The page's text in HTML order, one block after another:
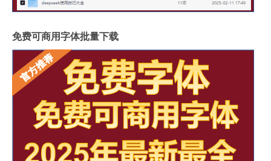
免费可商用字体批量下载